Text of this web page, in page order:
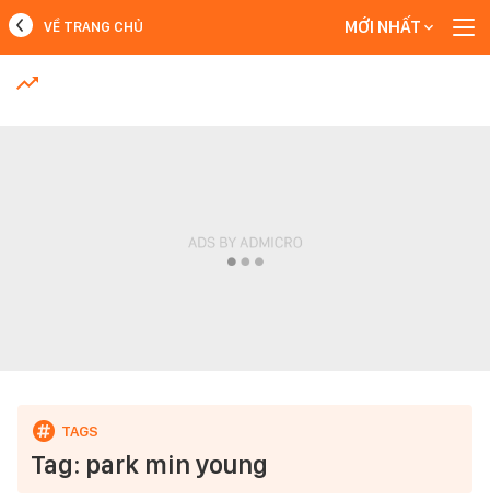
MỚI NHẤT
VỀ TRANG CHỦ MỚI NHẤT
Tag: park min young